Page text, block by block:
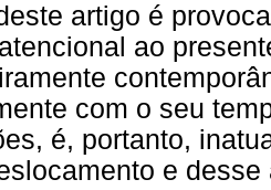
artigo é
ao
com o seu
é, portanto,
e